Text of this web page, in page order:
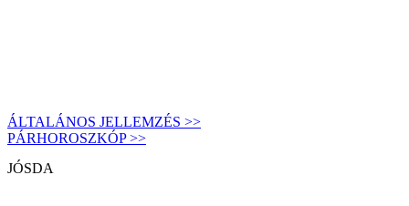
ÁLTALÁNOS JELLEMZÉS >>
PÁRHOROSZKÓP >>
JÓSDA